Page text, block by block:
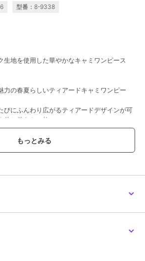
型番：8-9338
生地を使用した華やかなキャミワンピース
力の春夏らしいティアードキャミワンピー
びにふんわり広がるティアードデザインが可
ね備えた一枚。
はシルエットを調節することができ、配色カ
ィット感がありながらも快適な着心地を実
なので透けにくく、安心して着用いただけま
見せるカシュクールデザインのVネックなの